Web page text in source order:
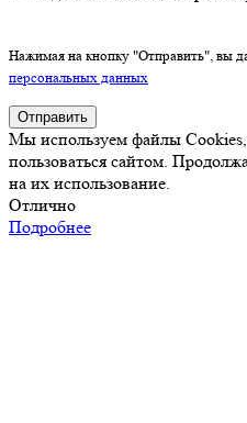
Нажимая на кнопку "Отправить", вы
персональных данных
Отправить
Мы используем файлы
пользоваться сайтом.
на их использование.
Отлично
Подробнее